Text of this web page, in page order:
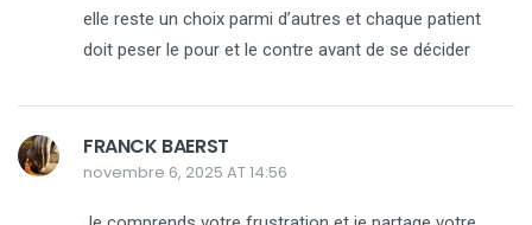
elle reste un choix parmi d’autres et chaque patient
doit peser le pour et le contre avant de se décider
FRANCK BAERST
novembre 6, 2025 AT 14:56